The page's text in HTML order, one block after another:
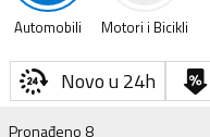
Automobili Motori i Bicikli
Novo u 24h
Pronađeno 8